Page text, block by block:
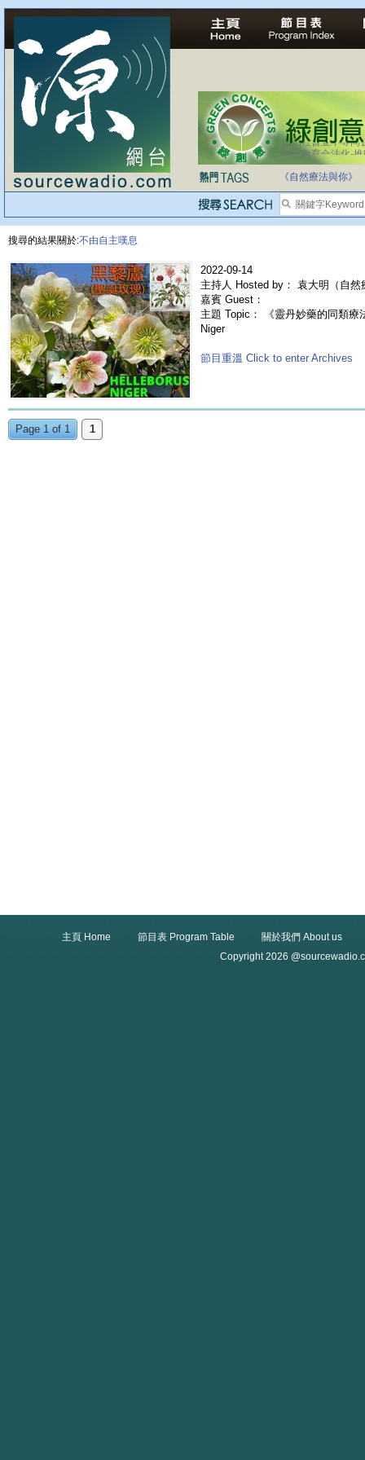
法治社會並不等同
自家教育合法化-
《自然療法與你》
搜尋的結果關於:不由自主嘆息
2022-09-14
主持人 Hosted by： 袁大明（自然
嘉賓 Guest：
主題 Topic： 《靈丹妙藥的同類
Niger
節目重溫 Click to enter Archives
Page 1 of 1 1
主頁 Home 節目表 Program Table
關於我們 About us
Copyright 2026